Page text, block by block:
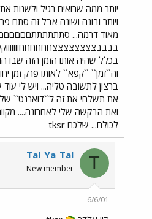
יותר ממה שרואים רגיל ולשנות
ויותר ובונה ושונה אבל זה סתם
מאוד דרמה...
בכלל שהיה אותו הזמן הזה שבו
וה``זמן`` ``קפא`` לאותו פרק זמן
ברצון לתשובה טליה... ויש לי
את תשלחי את זה ל``דוארנט``
ואת הבקשה שלי לאחרונה....
לכולם... שלכם tksr
T
Tal_Ya_Tal
New member
6/6/01